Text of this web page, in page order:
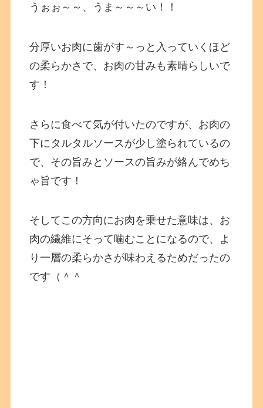
うぉぉ～～、うま～～～い！！
分厚いお肉に歯がす～っと入っていくほど
の柔らかさで、お肉の甘みも素晴らしいで
す！
さらに食べて気が付いたのですが、お肉の
下にタルタルソースが少し塗られているの
で、その旨みとソースの旨みが絡んでめち
ゃ旨です！
そしてこの方向にお肉を乗せた意味は、お
肉の繊維にそって噛むことになるので、よ
り一層の柔らかさが味わえるためだったの
です（＾＾